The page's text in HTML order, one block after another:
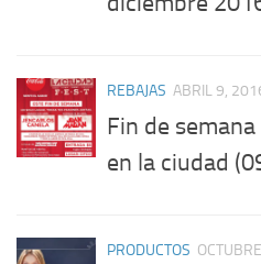
REBAJAS ABRIL 9,
Fin de
en la ciudad
PRODUCTOS